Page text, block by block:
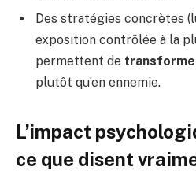
Des stratégies concrètes
exposition contrôlée à la
permettent de
plutôt qu’en ennemie.
L’impact
ce que disent